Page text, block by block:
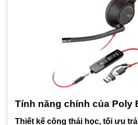
Tính năng chính của Poly
Thiết kế công thái học, tối ưu